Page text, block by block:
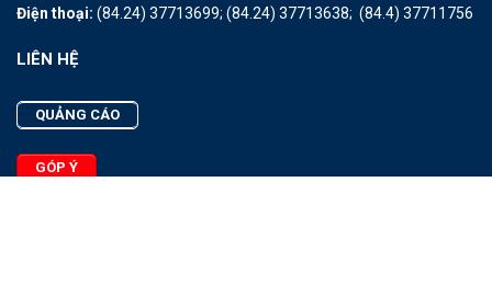
Điện thoại: (84.24) 37713699; (84.24) 37713638; (84.4) 37711756
LIÊN HỆ
QUẢNG CÁO
GÓP Ý